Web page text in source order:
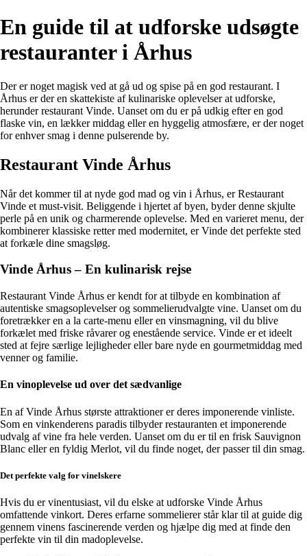
En guide til at udforske udsøgte
restauranter i Århus
Der er noget magisk ved at gå ud og spise på en god restaurant. I
Århus er der en skattekiste af kulinariske oplevelser at udforske,
herunder restaurant Vinde. Uanset om du er på udkig efter en god
flaske vin, en lækker middag eller en hyggelig atmosfære, er der noget
for enhver smag i denne pulserende by.
Restaurant Vinde Århus
Når det kommer til at nyde god mad og vin i Århus, er Restaurant
Vinde et must-visit. Beliggende i hjertet af byen, byder denne skjulte
perle på en unik og charmerende oplevelse. Med en varieret menu, der
kombinerer klassiske retter med modernitet, er Vinde det perfekte sted
at forkæle dine smagsløg.
Vinde Århus – En kulinarisk rejse
Restaurant Vinde Århus er kendt for at tilbyde en kombination af
autentiske smagsoplevelser og sommelierudvalgte vine. Uanset om du
foretrækker en a la carte-menu eller en vinsmagning, vil du blive
forkælet med friske råvarer og enestående service. Vinde er et ideelt
sted at fejre særlige lejligheder eller bare nyde en gourmetmiddag med
venner og familie.
En vinoplevelse ud over det sædvanlige
En af Vinde Århus største attraktioner er deres imponerende vinliste.
Som en vinkenderens paradis tilbyder restauranten et imponerende
udvalg af vine fra hele verden. Uanset om du er til en frisk Sauvignon
Blanc eller en fyldig Merlot, vil du finde noget, der passer til din smag.
Det perfekte valg for vinelskere
Hvis du er vinentusiast, vil du elske at udforske Vinde Århus
omfattende vinkort. Deres erfarne sommelierer står klar til at guide dig
gennem vinens fascinerende verden og hjælpe dig med at finde den
perfekte vin til din madoplevelse.